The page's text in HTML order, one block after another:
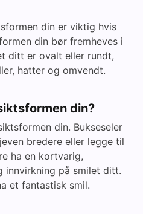
din er viktig hvis
din bør fremheves i
ditt er ovalt eller rundt,
hatter og omvendt.
din?
din. Bukseseler
bredere eller legge til
ha en kortvarig,
innvirkning på smilet ditt.
et fantastisk smil.